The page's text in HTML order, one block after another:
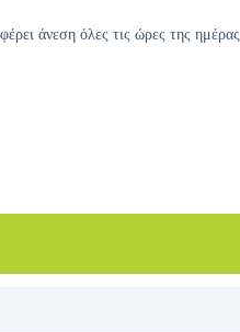
άνεση όλες τις ώρες της ημέρας.